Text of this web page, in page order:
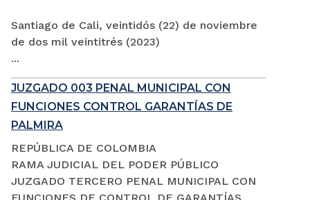
Santiago de Cali, veintidós (22) de noviembre
de dos mil veintitrés (2023)
...
JUZGADO 003 PENAL MUNICIPAL CON
FUNCIONES CONTROL GARANTÍAS DE
PALMIRA
REPÚBLICA DE COLOMBIA
RAMA JUDICIAL DEL PODER PÚBLICO
JUZGADO TERCERO PENAL MUNICIPAL CON